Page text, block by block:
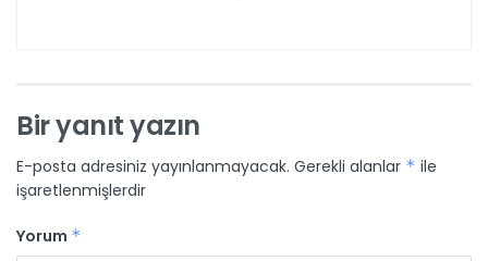
Bir yanıt yazın
E-posta adresiniz yayınlanmayacak. Gerekli alanlar * ile
işaretlenmişlerdir
Yorum *